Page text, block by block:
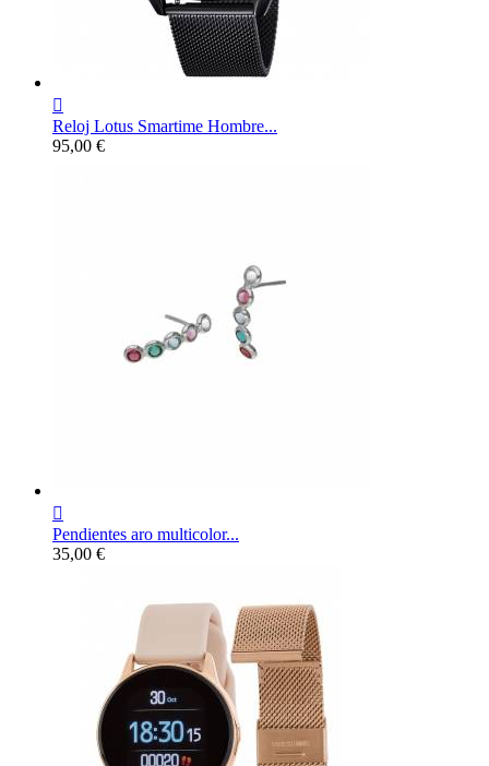

Reloj Lotus Smartime Hombre...
Precio
95,00 €

Pendientes aro multicolor...
Precio
35,00 €